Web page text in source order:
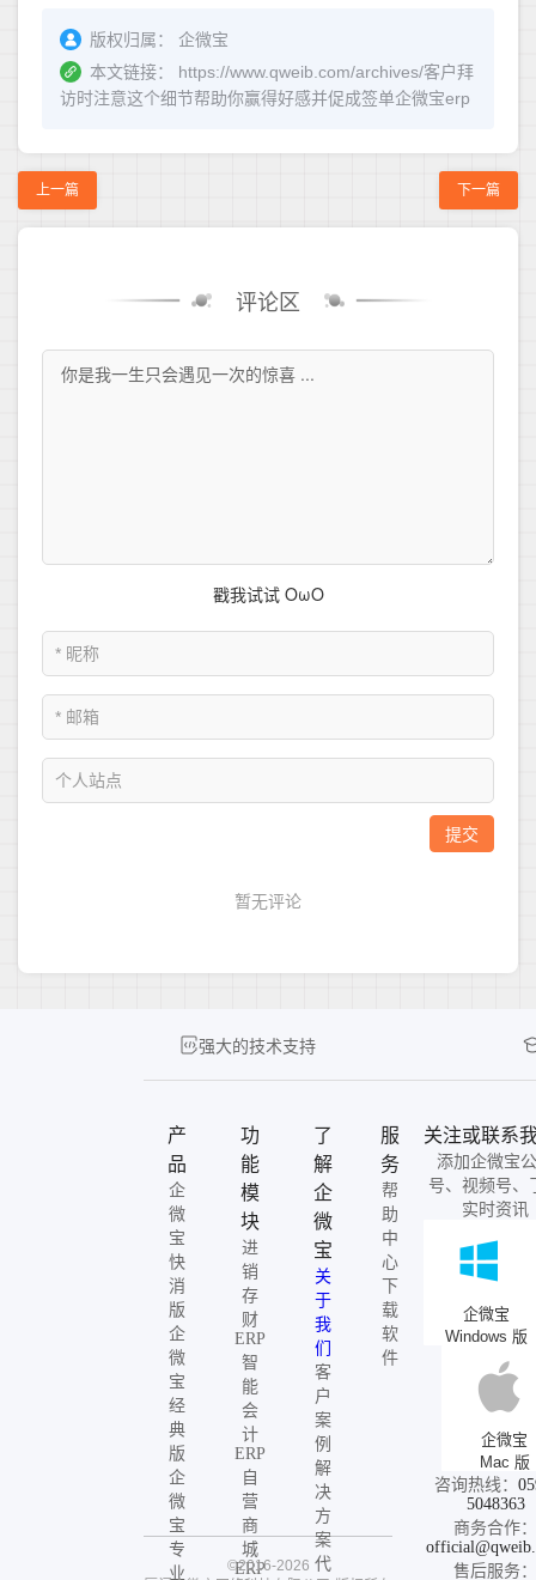
版权归属：
企微宝
本文链接：
https://www.qweib.com/archives/客户拜
访时注意这个细节帮助你赢得好感并促成签单企微宝erp
上一篇 下一篇
评论区
强大的技术支持
产
品
企
微
宝
快
消
版
企
微
宝
经
典
版
企
微
宝
专
业
功
能
模
块
进
销
存
财
ERP
智
能
会
计
ERP
自
营
商
城
ERP
了
解
企
微
宝
关
于
我
们
客
户
案
例
解
决
方
案
代
服
务
帮
助
中
心
下
载
软
件
关注或联系
添加企微宝
号、视频号、
实时资讯
企微宝
Windows 版
企微宝
Mac 版
咨询热线：
5048363
商务合作：
售后服务：
©2016-2026